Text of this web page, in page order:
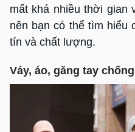
mất khá nhiều thời gian
nên bạn có thể tìm hiểu
tín và chất lượng.
Váy, áo, găng tay